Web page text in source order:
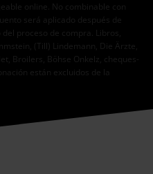
online. No combinable con
será aplicado después de
proceso de compra. Libros,
(Till) Lindemann, Die Ärzte,
Broilers, Böhse Onkelz, cheques-
están excluidos de la